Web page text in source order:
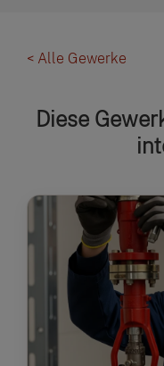
< Alle Gewerke
Diese